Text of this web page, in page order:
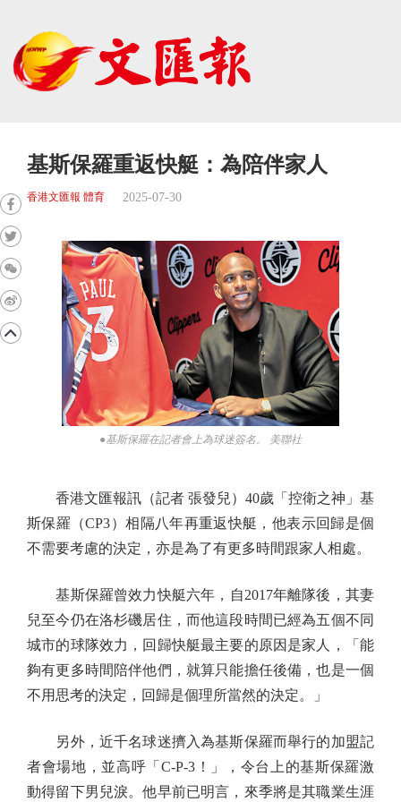
基斯保羅重返快艇：為陪伴家人
香港文匯報 體育 2025-07-30
●基斯保羅在記者會上為球迷簽名。 美聯社
香港文匯報訊（記者 張發兒）40歲「控衛之神」基
斯保羅（CP3）相隔八年再重返快艇，他表示回歸是個
不需要考慮的決定，亦是為了有更多時間跟家人相處。
基斯保羅曾效力快艇六年，自2017年離隊後，其妻
兒至今仍在洛杉磯居住，而他這段時間已經為五個不同
城市的球隊效力，回歸快艇最主要的原因是家人，「能
夠有更多時間陪伴他們，就算只能擔任後備，也是一個
不用思考的決定，回歸是個理所當然的決定。」
另外，近千名球迷擠入為基斯保羅而舉行的加盟記
者會場地，並高呼「C-P-3！」，令台上的基斯保羅激
動得留下男兒淚。他早前已明言，來季將是其職業生涯